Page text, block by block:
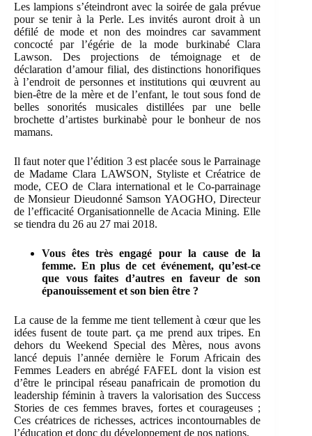
Les lampions s’éteindront avec la soirée de gala prévue
pour se tenir à la Perle. Les invités auront droit à un
défilé de mode et non des moindres car savamment
concocté par l’égérie de la mode burkinabé Clara
Lawson. Des projections de témoignage et de
déclaration d’amour filial, des distinctions honorifiques
à l’endroit de personnes et institutions qui œuvrent au
bien-être de la mère et de l’enfant, le tout sous fond de
belles sonorités musicales distillées par une belle
brochette d’artistes burkinabè pour le bonheur de nos
mamans.
Il faut noter que l’édition 3 est placée sous le Parrainage
de Madame Clara LAWSON, Styliste et Créatrice de
mode, CEO de Clara international et le Co-parrainage
de Monsieur Dieudonné Samson YAOGHO, Directeur
de l’efficacité Organisationnelle de Acacia Mining. Elle
se tiendra du 26 au 27 mai 2018.
Vous êtes très engagé pour la cause de la
femme. En plus de cet événement, qu’est-ce
que vous faites d’autres en faveur de son
épanouissement et son bien être ?
La cause de la femme me tient tellement à cœur que les
idées fusent de toute part. ça me prend aux tripes. En
dehors du Weekend Special des Mères, nous avons
lancé depuis l’année dernière le Forum Africain des
Femmes Leaders en abrégé FAFEL dont la vision est
d’être le principal réseau panafricain de promotion du
leadership féminin à travers la valorisation des Success
Stories de ces femmes braves, fortes et courageuses ;
Ces créatrices de richesses, actrices incontournables de
l’éducation et donc du développement de nos nations.